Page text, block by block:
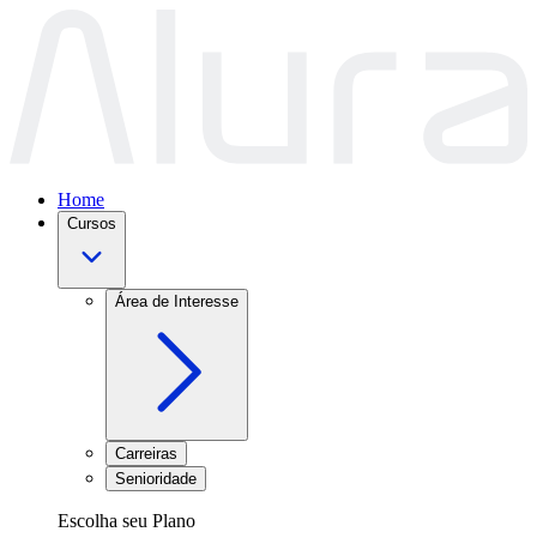
Home
Cursos
Área de Interesse
Carreiras
Senioridade
Escolha seu Plano